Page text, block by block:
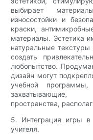
выбирает
износостойки и
краски,
материалы. Эстетика
натуральные
создать
любопытство.
дизайн могут
учебной
захватывающие,
пространства,
5. Интеграция игры
учителя.